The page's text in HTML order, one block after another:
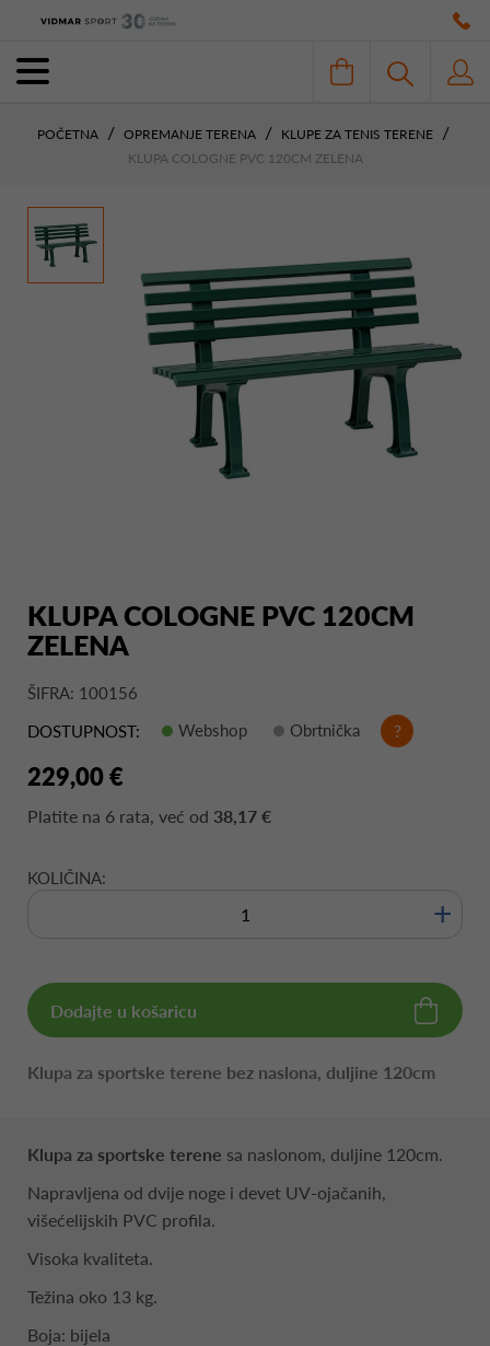
POČETNA OPREMANJE TERENA
KLUPE ZA TENIS TERENE
KLUPA COLOGNE PVC 120CM ZELENA
KLUPA COLOGNE PVC 120CM
ZELENA
ŠIFRA: 100156
DOSTUPNOST:
Webshop Obrtnička ?
229,00 €
Platite na 6 rata, već od 38,17 €
KOLIČINA:
+
Dodajte u košaricu
Klupa za sportske terene bez naslona, duljine 120cm
Klupa za sportske terene sa naslonom, duljine 120cm.
Napravljena od dvije noge i devet UV-ojačanih,
višećelijskih PVC profila.
Visoka kvaliteta.
Težina oko 13 kg.
Boja: bijela